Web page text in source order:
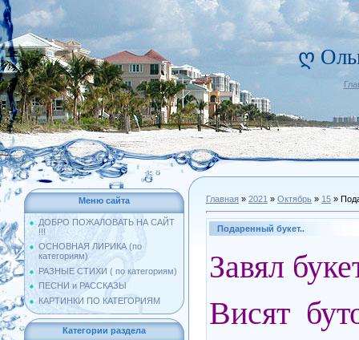
ღ
Меню сайта
ДОБРО ПОЖАЛОВАТЬ НА САЙТ
!!!
ОСНОВНАЯ ЛИРИКА (по
категориям)
РАЗНЫЕ СТИХИ ( по категориям)
ПЕСНИ и РАССКАЗЫ
КАРТИНКИ ПО КАТЕГОРИЯМ
Категории раздела
Главная » 2021 » Октябрь » 15 »
Подаренный букет..
Завял
Висят